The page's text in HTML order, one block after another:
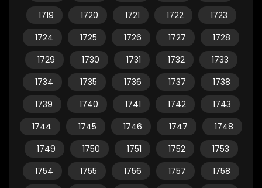
1719
1720 1721 1722
1723
1724
1725 1726 1727
1728
1729
1730 1731 1732
1733
1734
1735 1736 1737
1738
1739
1740 1741 1742
1743
1744
1745 1746 1747
1748
1749
1750 1751 1752
1753
1754
1755 1756 1757
1758